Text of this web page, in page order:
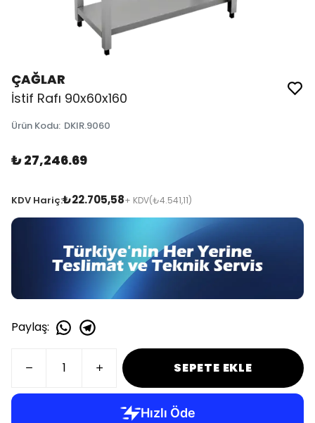
ÇAĞLAR
İstif Rafı 90x60x160
Ürün Kodu: DKIR.9060
₺ 27,246.69
KDV Hariç:₺22.705,58+ KDV(₺4.541,11)
Paylaş:
SEPETE EKLE